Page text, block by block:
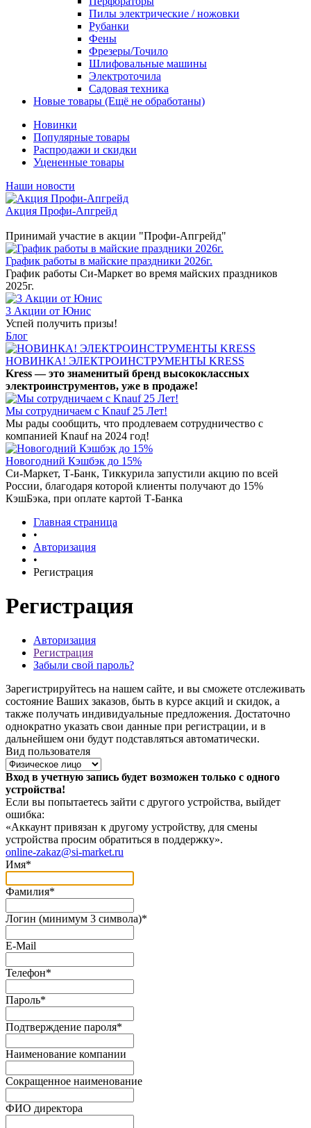
Пилы электрические / ножовки
Рубанки
Фены
Фрезеры/Точило
Шлифовальные машины
Электроточила
Садовая техника
Новые товары (Ещё не обработаны)
Новинки
Популярные товары
Распродажи и скидки
Уцененные товары
Наши новости
Акция Профи-Апгрейд
Принимай участие в акции "Профи-Апгрейд"
График работы в майские праздники 2026г.
График работы Си-Маркет во время майских праздников
2025г.
3 Акции от Юнис
Успей получить призы!
Блог
НОВИНКА! ЭЛЕКТРОИНСТРУМЕНТЫ KRESS
Kress — это знаменитый бренд высококлассных
электроинструментов, уже в продаже!
Мы сотрудничаем с Knauf 25 Лет!
Мы рады сообщить, что продлеваем сотрудничество с
компанией Knauf на 2024 год!
Новогодний Кэшбэк до 15%
Си-Маркет, Т-Банк, Тиккурила запустили акцию по всей
России, благодаря которой клиенты получают до 15%
КэшБэка, при оплате картой Т-Банка
Главная страница
•
Авторизация
•
Регистрация
Регистрация
Авторизация
Регистрация
Забыли свой пароль?
Зарегистрируйтесь на нашем сайте, и вы сможете отслеживать
состояние Ваших заказов, быть в курсе акций и скидок, а
также получать индивидуальные предложения. Достаточно
однократно указать свои данные при регистрации, и в
дальнейшем они будут подставляться автоматически.
Вид пользователя
Вход в учетную запись будет возможен только с одного
устройства!
Если вы попытаетесь зайти с другого устройства, выйдет
ошибка:
«Аккаунт привязан к другому устройству, для смены
устройства просим обратиться в поддержку».
online-zakaz@si-market.ru
Имя*
Фамилия*
Логин (минимум 3 символа)*
E-Mail
Телефон*
Пароль*
Подтверждение пароля*
Наименование компании
Сокращенное наименование
ФИО директора